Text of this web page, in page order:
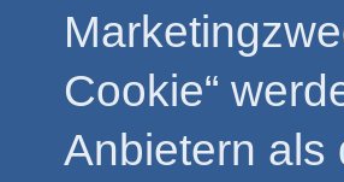
Cookie“
Anbietern als